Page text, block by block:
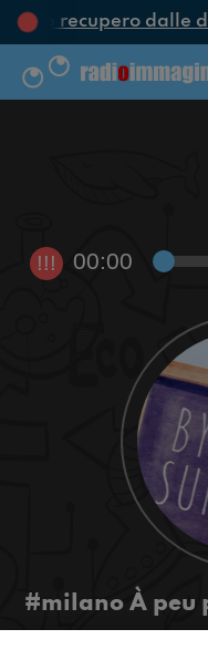
e recupero dalle
!!! 00:00
#milano À peu